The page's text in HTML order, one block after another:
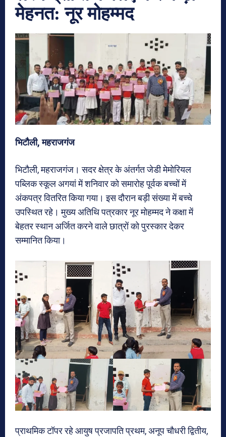
मेहनत: नूर मोहम्मद
भिटौली, महराजगंज
भिटौली, महराजगंज। सदर क्षेत्र के अंतर्गत जेडी मेमोरियल
पब्लिक स्कूल अगयां में शनिवार को समारोह पूर्वक बच्चों में
अंकपत्र वितरित किया गया। इस दौरान बड़ी संख्या में बच्चे
उपस्थित रहे। मुख्य अतिथि पत्रकार नूर मोहम्मद ने कक्षा में
बेहतर स्थान अर्जित करने वाले छात्रों को पुरस्कार देकर
सम्मानित किया।
प्राथमिक टॉपर रहे आयुष प्रजापति प्रथम, अनूप चौधरी द्वितीय,